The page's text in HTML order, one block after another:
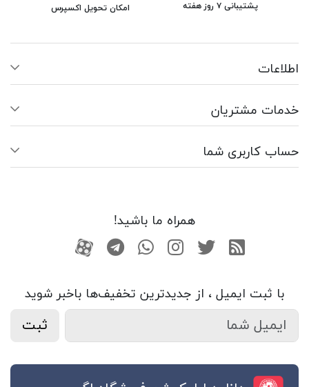
پشتیبانی ۷ روز هفته امکان تحویل اکسپرس
اطلاعات
خدمات مشتریان
حساب کاربری شما
همراه ما باشید!
RSS توییتراینستاگرام
واتساپتلگرامآپارات
با ثبت ایمیل ، از جدید‌ترین تخفیف‌ها با‌خبر شوید
ثبت